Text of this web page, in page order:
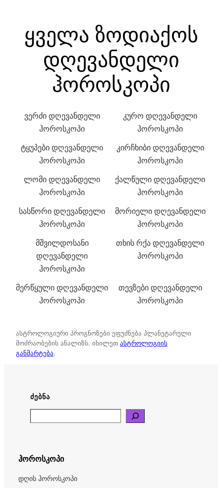
ყველა ზოდიაქოს
დღევანდელი
ჰოროსკოპი
ვერძი დღევანდელი
ჰოროსკოპი
კურო დღევანდელი
ჰოროსკოპი
ტყუპები დღევანდელი
ჰოროსკოპი
კირჩხიბი დღევანდელი
ჰოროსკოპი
ლომი დღევანდელი
ჰოროსკოპი
ქალწული დღევანდელი
ჰოროსკოპი
სასწორი დღევანდელი
ჰოროსკოპი
მორიელი დღევანდელი
ჰოროსკოპი
მშვილდოსანი
დღევანდელი
ჰოროსკოპი
თხის რქა დღევანდელი
ჰოროსკოპი
მერწყული დღევანდელი
ჰოროსკოპი
თევზები დღევანდელი
ჰოროსკოპი
ასტროლოგიური პროგნოზები ეფუძნება პლანეტარული
მოძრაობების ანალიზს. იხილეთ ასტროლოგიის
განმარტება.
ᲫᲔᲑᲜᲐ
ჰოროსკოპი
დღის ჰოროსკოპი